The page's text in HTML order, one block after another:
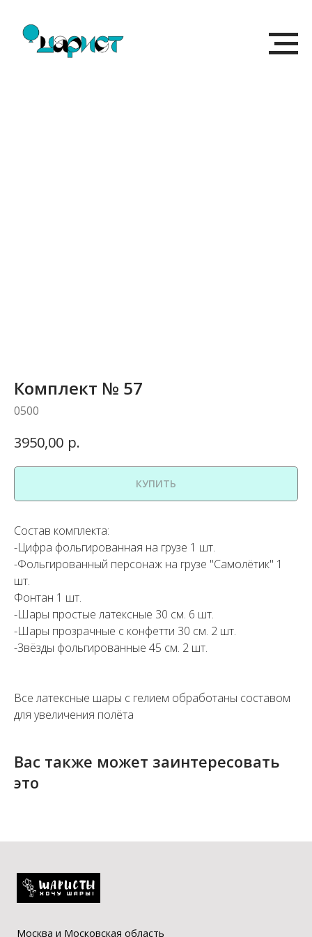
Комплект № 57
0500
3950,00 р.
КУПИТЬ
Состав комплекта:
-Цифра фольгированная на грузе 1 шт.
-Фольгированный персонаж на грузе "Самолётик" 1
шт.
Фонтан 1 шт.
-Шары простые латексные 30 см. 6 шт.
-Шары прозрачные с конфетти 30 см. 2 шт.
-Звёзды фольгированные 45 см. 2 шт.
Все латексные шары с гелием обработаны составом
для увеличения полёта
Вас также может заинтересовать
это
Москва и Московская область